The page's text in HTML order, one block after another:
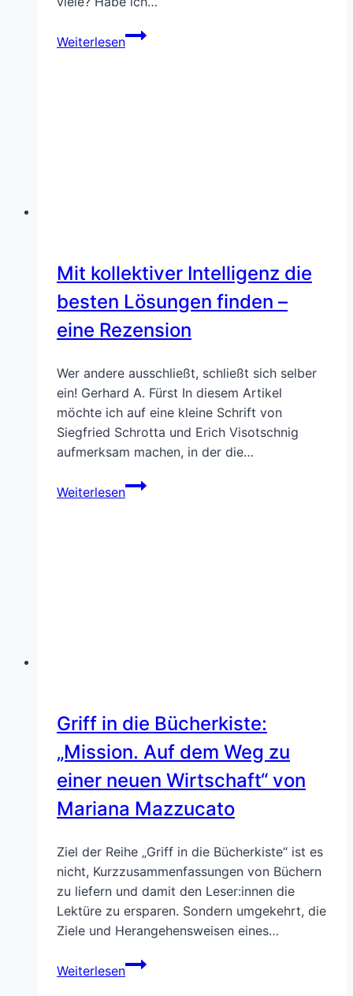
Weiterlesen
„Agile
Reads“
Mit kollektiver Intelligenz die
besten Lösungen finden –
eine Rezension
Wer andere ausschließt, schließt sich selber
ein! Gerhard A. Fürst In diesem Artikel
möchte ich auf eine kleine Schrift von
Siegfried Schrotta und Erich Visotschnig
aufmerksam machen, in der die…
Weiterlesen
Mit
kollektiver
Griff in die Bücherkiste:
„Mission. Auf dem Weg zu
einer neuen Wirtschaft“ von
Mariana Mazzucato
Ziel der Reihe „Griff in die Bücherkiste“ ist es
nicht, Kurzzusammenfassungen von Büchern
zu liefern und damit den Leser:innen die
Lektüre zu ersparen. Sondern umgekehrt, die
Ziele und Herangehensweisen eines…
Weiterlesen
Griff
in